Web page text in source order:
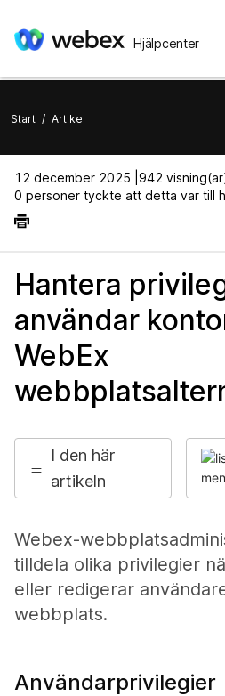
Hjälpcenter
Start / Artikel
12 december 2025 | 942 visning(ar)
0 personer tyckte att detta var till
Hantera
användar
WebEx
I den här
artikeln
Webex-
tilldela olika privilegier
eller redigerar
webbplats.
Användarprivilegier